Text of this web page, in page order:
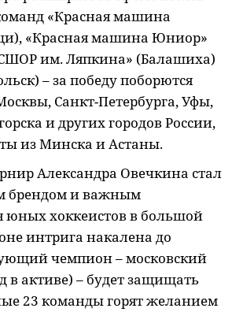
«Красная машина
«Красная машина Юниор»
им. Ляпкина» (Балашиха)
– за победу поборются
Санкт-Петербурга, Уфы,
и других городов России,
из Минска и Астаны.
Александра Овечкина стал
брендом и важным
юных хоккеистов в большой
интрига накалена до
чемпион – московский
в активе) – будет защищать
23 команды горят желанием